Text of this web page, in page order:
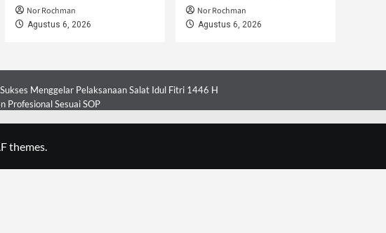
Nor Rochman
Agustus 6, 2026
Nor Rochman
Agustus 6, 2026
Menggelar Pelaksanaan Salat Idul Fitri 1446 H
Profesional Sesuai SOP
themes.